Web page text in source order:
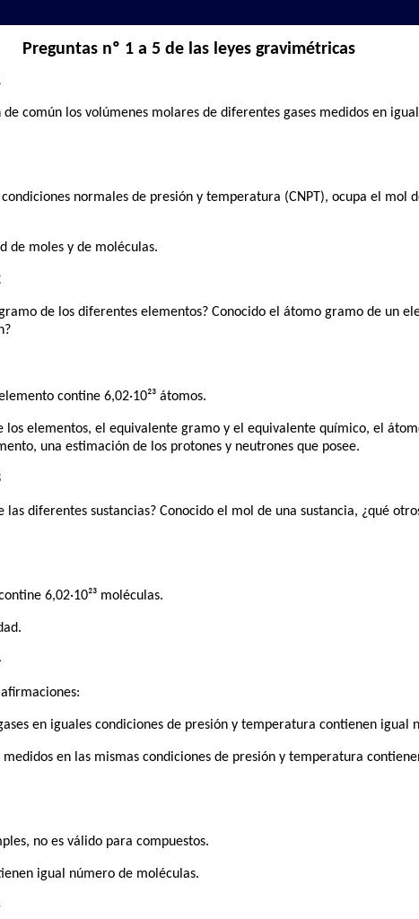
Preguntas nº 1 a 5 de las leyes gravimétricas
común los volúmenes molares de diferentes gases medidos en
normales de presión y temperatura (CNPT), ocupa el mol
de moles y de moléculas.
de los diferentes elementos? Conocido el átomo gramo de un
contine 6,02·10²³ átomos.
los elementos, el equivalente gramo y el equivalente químico, el
una estimación de los protones y neutrones que posee.
las diferentes sustancias? Conocido el mol de una sustancia, ¿qué
6,02·10²³ moléculas.
en iguales condiciones de presión y temperatura contienen igual
medidos en las mismas condiciones de presión y temperatura
no es válido para compuestos.
igual número de moléculas.